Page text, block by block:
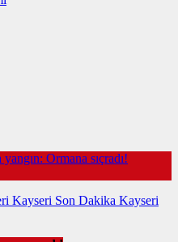
Ormana sıçradı!
Kayseri Son Dakika Kayseri